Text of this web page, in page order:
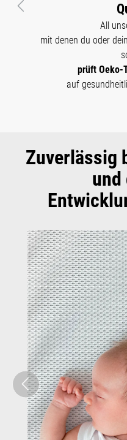
All
mit denen du oder
prüft Oeko-
auf
Vorheriges
Zuverlässig
und
Bildergalerie überspringen